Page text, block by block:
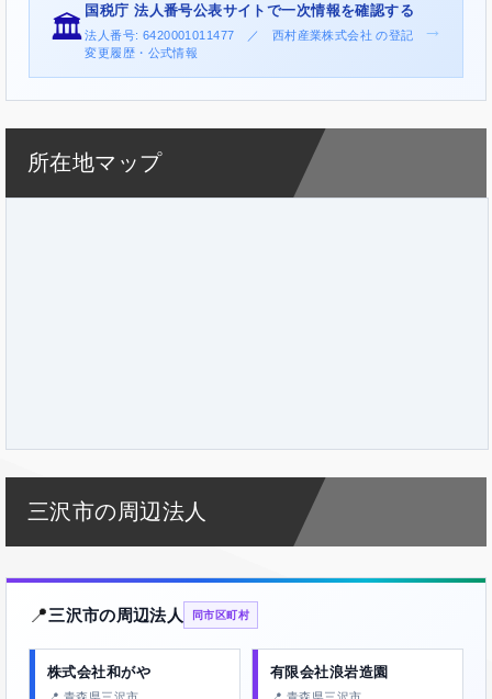
🏛️
国税庁 法人番号公表サイトで一次情報を確認する
法人番号: 6420001011477 ／ 西村産業株式会社 の登記
変更履歴・公式情報
→
所在地マップ
三沢市の周辺法人
📍三沢市の周辺法人 同市区町村
株式会社和がや
📍 青森県三沢市
有限会社浪岩造園
📍 青森県三沢市